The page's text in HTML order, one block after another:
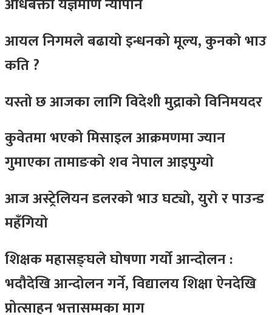
आयल निगमले बढायो इन्धनको मूल्य, कुनकाे भाउ
कति ?
यस्तो छ आजका लागि विदेशी मुद्राको विनिमयदर
कुवेतमा भएको मिसाइल आक्रमणमा ज्यान
गुमाएका तामाङको शव नेपाल आइपुग्यो
आज अस्ट्रेलियन डलरको भाउ घट्यो, युरो र पाउन्ड
महँगियो
शिक्षक महासङ्घले घोषणा गर्यो आन्दोलन :
भदौदेखि आन्दोलन गर्ने, विद्यालय शिक्षा ऐनदेखि
प्रोत्साहन भत्तासम्मका माग